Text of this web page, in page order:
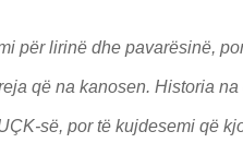
për lirinë dhe pavarësinë,
që na kanosen. Historia
së, por të kujdesemi që